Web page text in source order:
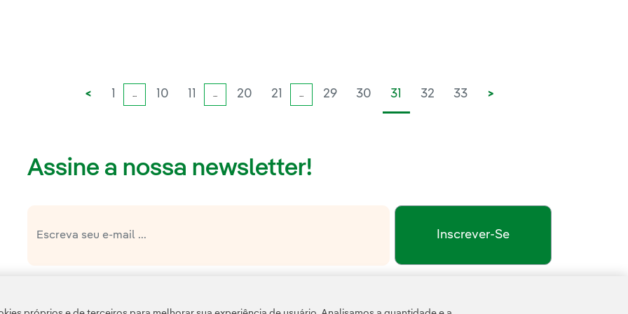
< 1 ... 10 11 ... 20 21 ... 29 30 31 32 33 >
Assine a nossa newsletter!
Inscrever-Se
Esta página é protegida pelo reCAPTCHA e pela Política de Privacidade e pela Termos de Serviço do Google